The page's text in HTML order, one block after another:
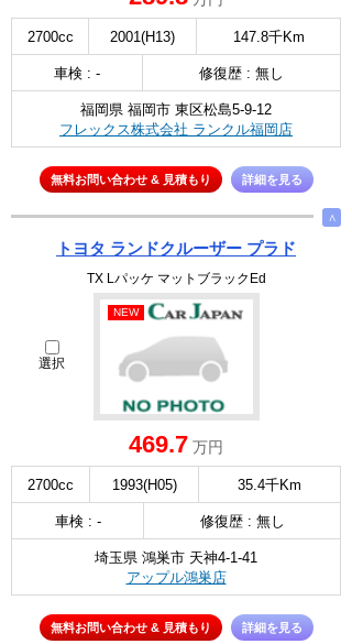
2700cc 2001(H13) 147.8千Km
車検 : - 修復歴 : 無し
福岡県 福岡市 東区松島5-9-12
フレックス株式会社 ランクル福岡店
無料お問い合わせ & 見積もり 詳細を見る
∧
トヨタ ランドクルーザー プラド
TX Lパッケ マットブラックEd
選択
NEW
469.7 万円
2700cc 1993(H05) 35.4千Km
車検 : - 修復歴 : 無し
埼玉県 鴻巣市 天神4-1-41
アップル鴻巣店
無料お問い合わせ & 見積もり 詳細を見る